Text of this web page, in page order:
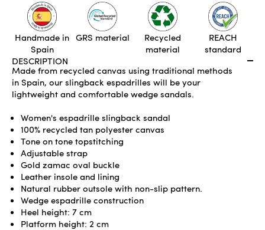
ADD TO CART
Handmade in
Spain
GRS material
Recycled
material
REACH
standard
DESCRIPTION
Made from recycled canvas using traditional methods
in Spain, our slingback espadrilles will be your
lightweight and comfortable wedge sandals.
Women's espadrille slingback sandal
100% recycled tan polyester canvas
Tone on tone topstitching
Adjustable strap
Gold zamac oval buckle
Leather insole and lining
Natural rubber outsole with non-slip pattern.
Wedge espadrille construction
Heel height: 7 cm
Platform height: 2 cm